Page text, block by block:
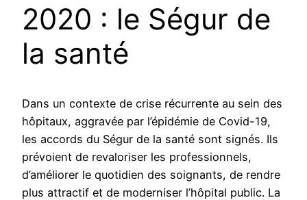
2020 : le Ségur de
la santé
Dans un contexte de crise récurrente au sein des
hôpitaux, aggravée par l’épidémie de Covid-19,
les accords du Ségur de la santé sont signés. Ils
prévoient de revaloriser les professionnels,
d’améliorer le quotidien des soignants, de rendre
plus attractif et de moderniser l’hôpital public. La